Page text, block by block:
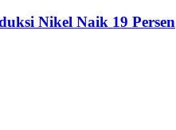
Nikel Naik 19 Persen